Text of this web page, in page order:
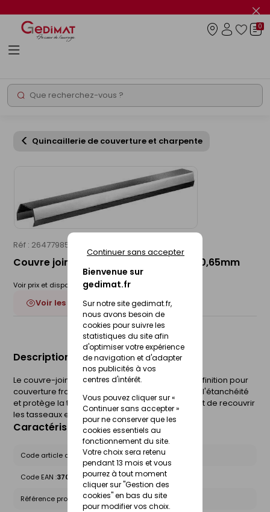
Bienvenue sur
gedimat.fr
Sur notre site gedimat.fr,
nous avons besoin de
cookies pour suivre les
statistiques du site afin
d'optimiser votre expérience
de navigation et d'adapter
nos publicités à vos
centres d'intérêt.
Vous pouvez cliquer sur «
Continuer sans accepter »
pour ne conserver que les
cookies essentiels au
fonctionnement du site.
Votre choix sera retenu
pendant 13 mois et vous
pourrez à tout moment
cliquer sur "Gestion des
cookies" en bas du site
pour modifier vos choix.
Continuer sans accepter
le
info
Rechercher
0
Quincaillerie de couverture et charpente
Réf : 26477985
Couvre joint anthra-zinc - 2000x100x0,65mm
Voir prix et disponibilité en magasin
Voir les 6 déclinaisons
Description du produit
Le couvre-joint de VMZINC est un accessoire de finition pour
couverture froide en zinc à tasseaux, qui assure l'étanchéité
et protège la toiture des eaux pluviales. Il permet de recouvrir
les tasseaux entre deux bacs.
Caractéristiques du produit
Code article chez le fournisseur :220008309
Code EAN :3700346443543
Référence produit nationale Gedimat :26477985